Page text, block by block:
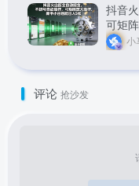
抖音
可矩
秘】小
评论 抢沙发